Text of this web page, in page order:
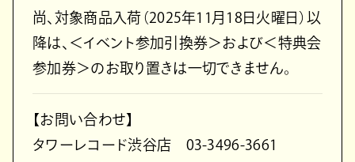
尚、対象商品入荷（2025年11月18日火曜日）以
降は、＜イベント参加引換券＞および＜特典会
参加券＞のお取り置きは一切できません。
【お問い合わせ】
タワーレコード渋谷店 03-3496-3661